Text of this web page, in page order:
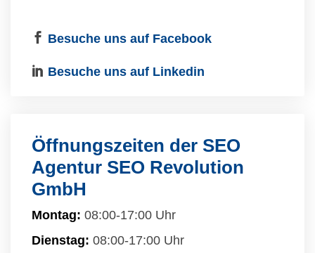
Besuche uns auf Facebook
Besuche uns auf Linkedin
Öffnungszeiten der SEO
Agentur SEO Revolution
GmbH
Montag: 08:00-17:00 Uhr
Dienstag: 08:00-17:00 Uhr